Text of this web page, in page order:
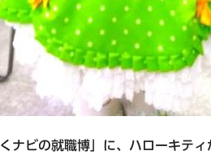
ビの就職博」に、ハローキティ